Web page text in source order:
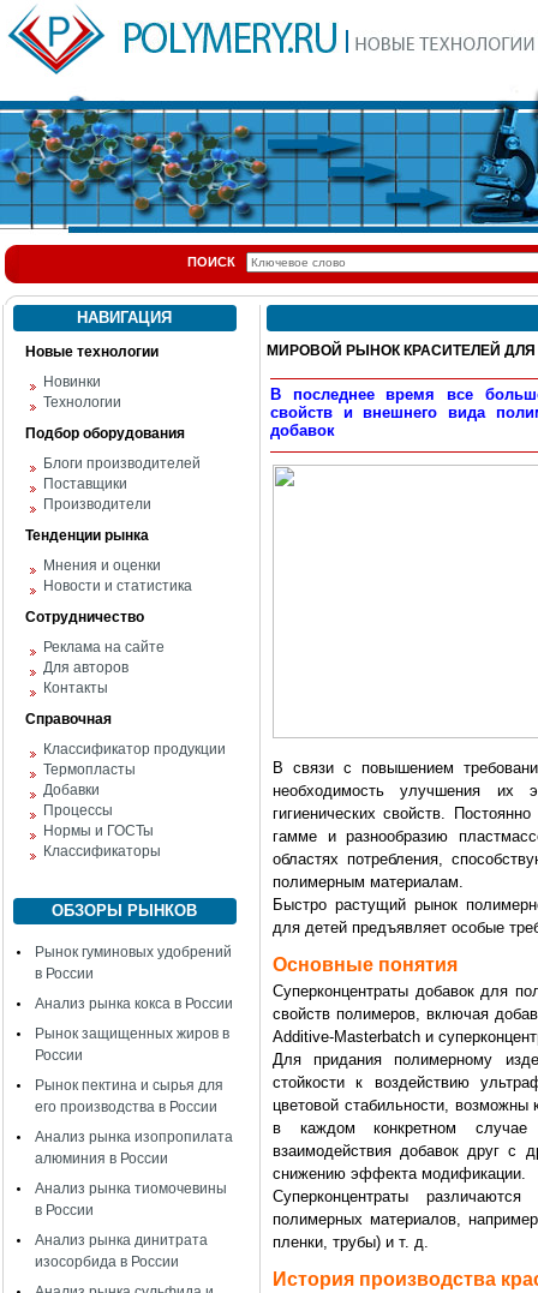
ПОИСК
НАВИГАЦИЯ
Новые технологии
Новинки
Технологии
Подбор оборудования
Блоги производителей
Поставщики
Производители
Тенденции рынка
Мнения и оценки
Новости и статистика
Сотрудничество
Реклама на сайте
Для авторов
Контакты
Справочная
Классификатор продукции
Термопласты
Добавки
Процессы
Нормы и ГОСТы
Классификаторы
ОБЗОРЫ РЫНКОВ
Рынок гуминовых удобрений
в России
Анализ рынка кокса в России
Рынок защищенных жиров в
России
Рынок пектина и сырья для
его производства в России
Анализ рынка изопропилата
алюминия в России
Анализ рынка тиомочевины
в России
Анализ рынка динитрата
изосорбида в России
МИРОВОЙ РЫНОК КРАСИТЕЛЕЙ
В последнее время все
свойств и внешнего вида
добавок
В связи с повышением
необходимость улучшения их
гигиенических свойств.
гамме и разнообразию
областях потребления,
полимерным материалам.
Быстро растущий рынок
для детей предъявляет особые
Основные понятия
Суперконцентраты добавок для
свойств полимеров, включая
Additive-Masterbatch и
Для придания полимерному
стойкости к воздействию
цветовой стабильности,
в каждом конкретном случае
взаимодействия добавок друг с
снижению эффекта модификации.
Суперконцентраты
полимерных материалов,
пленки, трубы) и т. д.
История производства